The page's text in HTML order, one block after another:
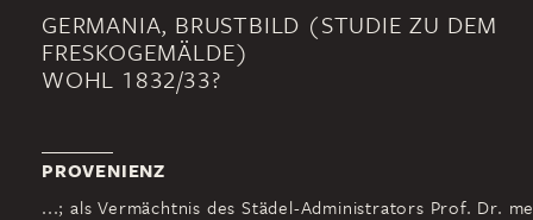
GERMANIA, BRUSTBILD (STUDIE ZU DEM
FRESKOGEMÄLDE)
WOHL 1832/33?
PROVENIENZ
...; als Vermächtnis des Städel-Administrators Prof. Dr.